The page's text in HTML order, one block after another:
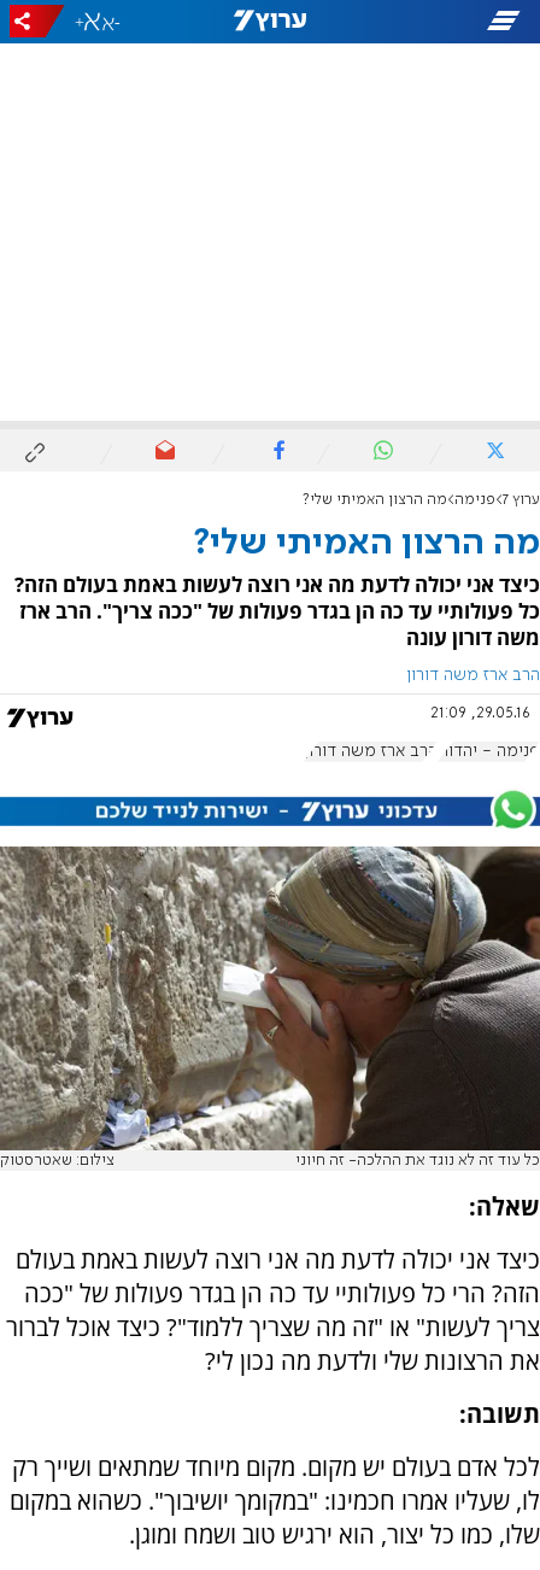
-
+
ערוץ 7 פנימה מה הרצון האמיתי שלי?
מה הרצון האמיתי שלי?
כיצד אני יכולה לדעת מה אני רוצה לעשות באמת בעולם הזה?
כל פעולותיי עד כה הן בגדר פעולות של "ככה צריך". הרב ארז
משה דורון עונה
הרב ארז משה דורון
29.05.16, 21:09
פנימה - יהדות הרב ארז משה דורון
כל עוד זה לא נוגד את ההלכה- זה חיוני צילום: שאטרסטוק
שאלה:
כיצד אני יכולה לדעת מה אני רוצה לעשות באמת בעולם
הזה? הרי כל פעולותיי עד כה הן בגדר פעולות של "ככה
צריך לעשות" או "זה מה שצריך ללמוד"? כיצד אוכל לברור
את הרצונות שלי ולדעת מה נכון לי?
תשובה:
לכל אדם בעולם יש מקום. מקום מיוחד שמתאים ושייך רק
לו, שעליו אמרו חכמינו: "במקומך יושיבוך". כשהוא במקום
שלו, כמו כל יצור, הוא ירגיש טוב ושמח ומוגן.